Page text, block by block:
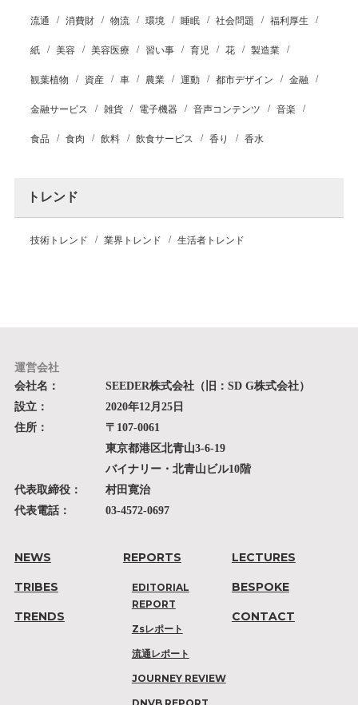
流通 消費財 物流 環境 睡眠 社会問題 福利厚生
紙 美容 美容医療 習い事 育児 花 製造業
観葉植物 資産 車 農業 運動 都市デザイン 金融
金融サービス 雑貨 電子機器 音声コンテンツ 音楽
食品 食肉 飲料 飲食サービス 香り 香水
トレンド
技術トレンド 業界トレンド 生活者トレンド
運営会社
会社名：
SEEDER株式会社（旧：SD G株式会社）
設立：
2020年12月25日
住所：
〒107-0061
東京都港区北青山3-6-19
バイナリー・北青山ビル10階
代表取締役：
村田寛治
代表電話：
03-4572-0697
NEWS
TRIBES
TRENDS
REPORTS
EDITORIAL
REPORT
Zsレポート
流通レポート
JOURNEY REVIEW
LECTURES
BESPOKE
CONTACT